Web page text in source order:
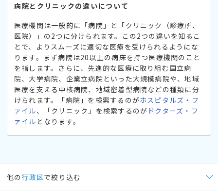
病院とクリニックの違いについて
医療機関は一般的に「病院」と「クリニック（診療所、
医院）」の2つに分けられます。この2つの違いを知るこ
とで、よりスムーズに適切な医療を受けられるようにな
ります。まず病院は20以上の病床を持つ医療機関のこと
を指します。さらに、先進的な医療に取り組む国立病
院、大学病院、企業立病院といった大規模病院や、地域
医療を支える中核病院、地域密着型病院などの種類に分
けられます。「病院」を検索するのがホスピタルズ・フ
ァイル、「クリニック」を検索するのが ドクターズ・フ
ァイル となります。
他の行政区で絞り込む